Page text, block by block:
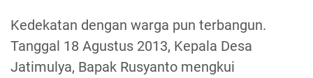
Kedekatan dengan warga pun terbangun.
Tanggal 18 Agustus 2013, Kepala Desa
Jatimulya, Bapak Rusyanto mengkui